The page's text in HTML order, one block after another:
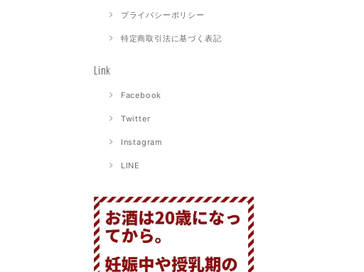
プライバシーポリシー
特定商取引法に基づく表記
Link
Facebook
Twitter
Instagram
LINE